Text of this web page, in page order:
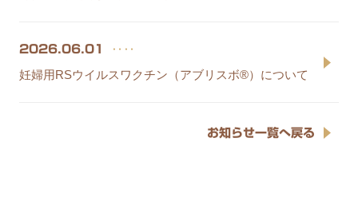
2026.06.01
‥‥
妊婦用RSウイルスワクチン（アブリスボ®）について
お知らせ一覧へ戻る